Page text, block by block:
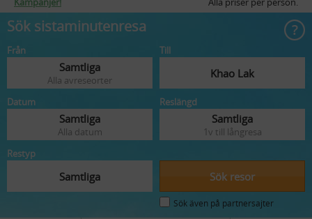
Sök sistaminutenresa
Från
Samtliga
Alla avreseorter
Till
Khao Lak
Datum
Samtliga
Alla datum
Reslängd
Samtliga
1v till långresa
Restyp
Samtliga Sök resor
Sök även på partnersajter